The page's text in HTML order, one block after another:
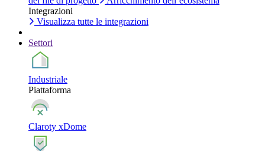
Integrazioni
Visualizza tutte le integrazioni
Settori
Industriale
Piattaforma
Claroty xDome